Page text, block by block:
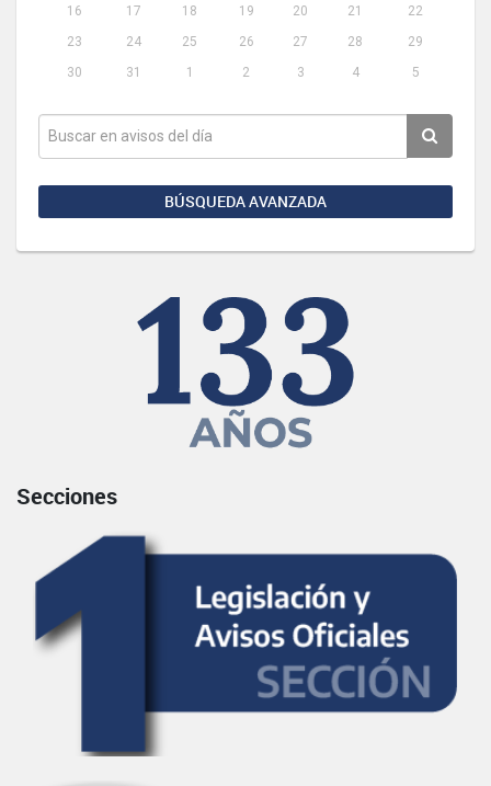
16
17 18 19 20 21
22
23
24 25 26 27 28
29
30
31 1 2 3 4 5
BÚSQUEDA AVANZADA
Secciones